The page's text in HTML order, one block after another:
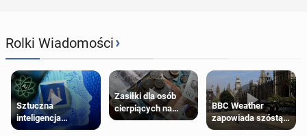
Rolki Wiadomości›
Sztuczna
inteligencja
próbowała oszukać
Zasiłki dla osób
cierpiących na
schorzenia
BBC Weather
zapowiada szóstą
falę upałów w